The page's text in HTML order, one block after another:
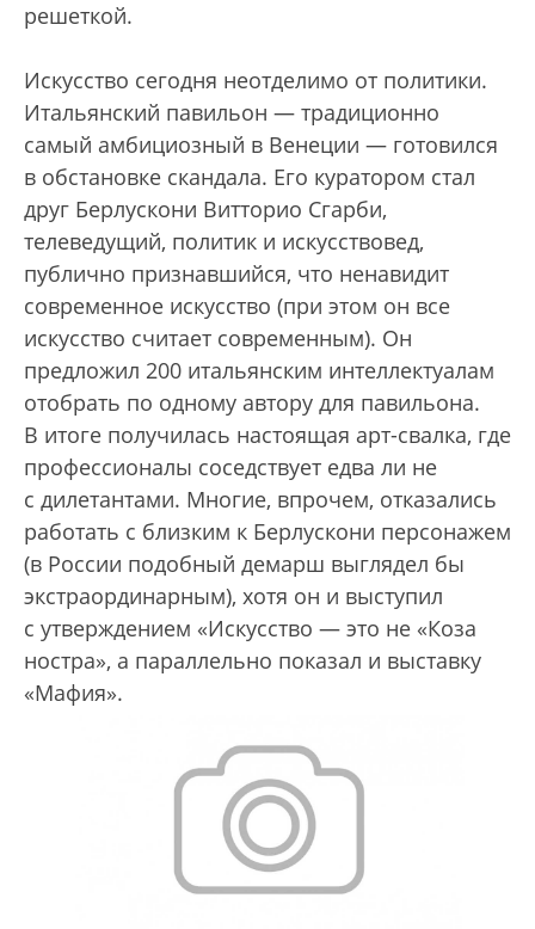
решеткой.
Искусство сегодня неотделимо от политики.
Итальянский павильон — традиционно
самый амбициозный в Венеции — готовился
в обстановке скандала. Его куратором стал
друг Берлускони Витторио Сгарби,
телеведущий, политик и искусствовед,
публично признавшийся, что ненавидит
современное искусство (при этом он все
искусство считает современным). Он
предложил 200 итальянским интеллектуалам
отобрать по одному автору для павильона.
В итоге получилась настоящая арт-свалка, где
профессионалы соседствует едва ли не
с дилетантами. Многие, впрочем, отказались
работать с близким к Берлускони персонажем
(в России подобный демарш выглядел бы
экстраординарным), хотя он и выступил
с утверждением «Искусство — это не «Коза
ностра», а параллельно показал и выставку
«Мафия».